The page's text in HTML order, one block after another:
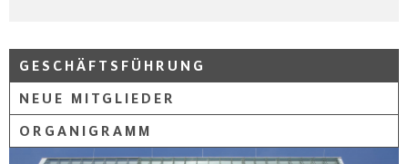
GESCHÄFTSFÜHRUNG
NEUE MITGLIEDER
ORGANIGRAMM